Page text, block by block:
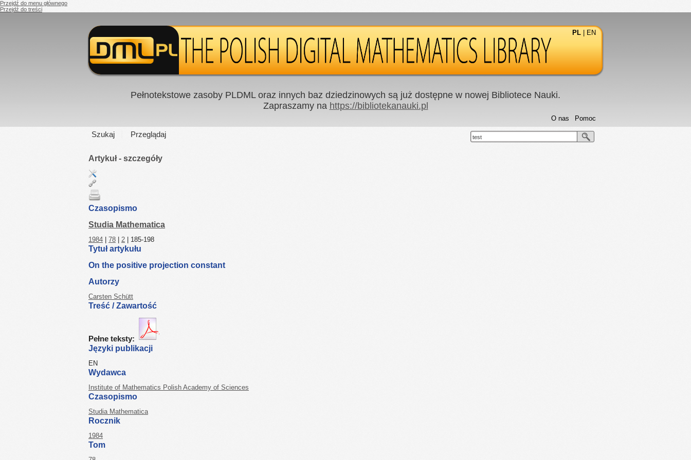
Przejdź do menu głównego
Przejdź do treści
PL EN
Pełnotekstowe zasoby PLDML oraz innych baz dziedzinowych są już dostępne w nowej Bibliotece Nauki.
Zapraszamy na https://bibliotekanauki.pl
Szukaj Przeglądaj
Pomoc
O nas
test
Artykuł - szczegóły
Czasopismo
Studia Mathematica
1984 78 2 | 185-198
Tytuł artykułu
On the positive projection constant
Autorzy
Carsten Schütt
Treść / Zawartość
Pełne teksty:
Języki publikacji
EN
Wydawca
Institute of Mathematics Polish Academy of Sciences
Czasopismo
Studia Mathematica
Rocznik
1984
Tom